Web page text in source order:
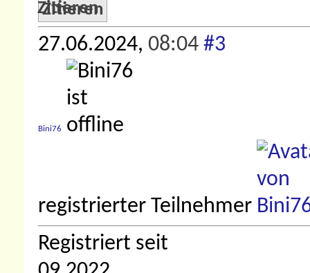
Zitieren
27.06.2024, 08:04 #3
Bini76
registrierter Teilnehmer
Registriert seit